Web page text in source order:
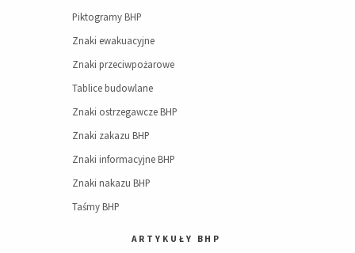
Piktogramy BHP
Znaki ewakuacyjne
Znaki przeciwpożarowe
Tablice budowlane
Znaki ostrzegawcze BHP
Znaki zakazu BHP
Znaki informacyjne BHP
Znaki nakazu BHP
Taśmy BHP
ARTYKUŁY BHP